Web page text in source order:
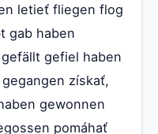
letieť fliegen flog
gab haben
gefiel haben
získať,
gewonnen
pomáhať